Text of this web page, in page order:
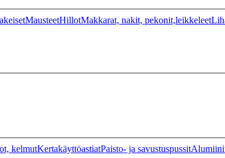
MausteetHillotMakkarat, nakit, pekonit,leikkeleet
kelmutKertakäyttöastiatPaisto- ja savustuspussit